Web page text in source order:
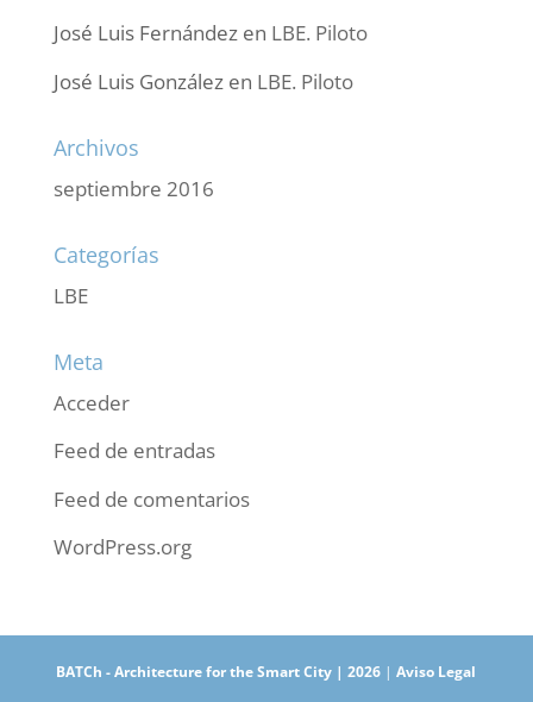
José Luis Fernándezen LBE. Piloto
José Luis Gonzálezen LBE. Piloto
Archivos
septiembre 2016
Categorías
LBE
Meta
Acceder
Feed de entradas
Feed de comentarios
WordPress.org
BATCh - Architecture for the Smart City |2026 |Aviso Legal